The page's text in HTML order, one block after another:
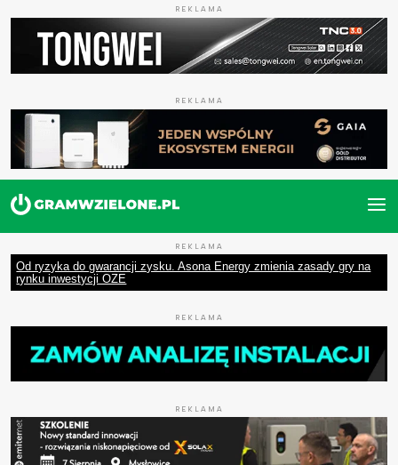
REKLAMA
REKLAMA
REKLAMA
Od ryzyka do gwarancji zysku. Asona Energy zmienia zasady gry na
rynku inwestycji OZE
REKLAMA
REKLAMA